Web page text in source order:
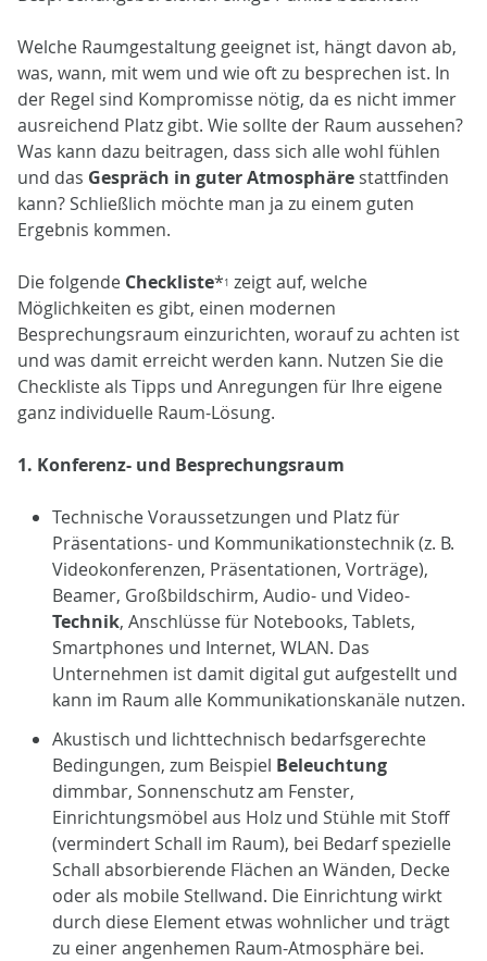
Welche Raumgestaltung geeignet ist, hängt davon ab,
was, wann, mit wem und wie oft zu besprechen ist. In
der Regel sind Kompromisse nötig, da es nicht immer
ausreichend Platz gibt. Wie sollte der Raum aussehen?
Was kann dazu beitragen, dass sich alle wohl fühlen
und das Gespräch in guter Atmosphäre stattfinden
kann? Schließlich möchte man ja zu einem guten
Ergebnis kommen.
Die folgende Checkliste*1 zeigt auf, welche
Möglichkeiten es gibt, einen modernen
Besprechungsraum einzurichten, worauf zu achten ist
und was damit erreicht werden kann. Nutzen Sie die
Checkliste als Tipps und Anregungen für Ihre eigene
ganz individuelle Raum-Lösung.
1. Konferenz- und Besprechungsraum
Technische Voraussetzungen und Platz für
Präsentations- und Kommunikationstechnik (z. B.
Videokonferenzen, Präsentationen, Vorträge),
Beamer, Großbildschirm, Audio- und Video-
Technik, Anschlüsse für Notebooks, Tablets,
Smartphones und Internet, WLAN. Das
Unternehmen ist damit digital gut aufgestellt und
kann im Raum alle Kommunikationskanäle nutzen.
Akustisch und lichttechnisch bedarfsgerechte
Bedingungen, zum Beispiel Beleuchtung
dimmbar, Sonnenschutz am Fenster,
Einrichtungsmöbel aus Holz und Stühle mit Stoff
(vermindert Schall im Raum), bei Bedarf spezielle
Schall absorbierende Flächen an Wänden, Decke
oder als mobile Stellwand. Die Einrichtung wirkt
durch diese Element etwas wohnlicher und trägt
zu einer angenhemen Raum-Atmosphäre bei.